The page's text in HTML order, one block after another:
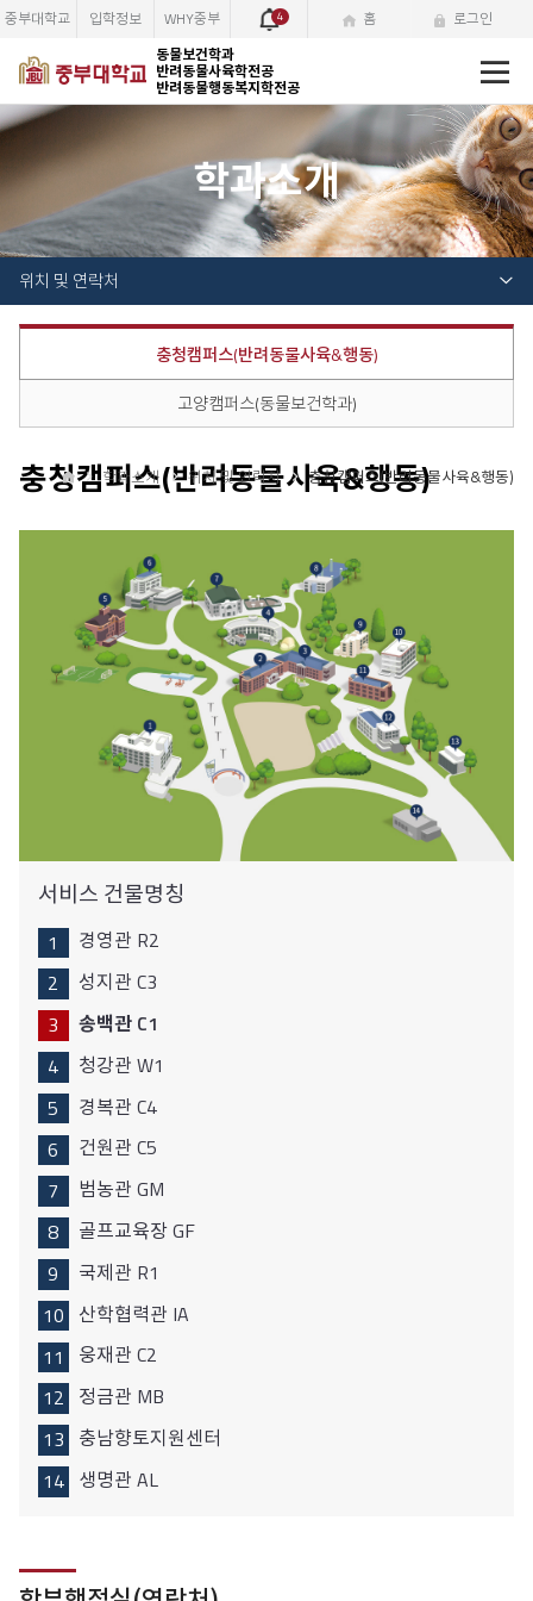
동물보건학과
반려동물사육학전공
반려동물행동복지학전공
메
뉴
중부대학교 입학정보 WHY중부 4 홈 로그인
학과소개
위치 및 연락처
충청캠퍼스(반려동물사육&행동)
고양캠퍼스(동물보건학과)
충청캠퍼스(반려동물사육&행동)
홈
학과소개 위치 및 연락처 충청캠퍼스(반려동물사육&행동)
서비스 건물명칭
경영관 R2
성지관 C3
송백관 C1
청강관 W1
경복관 C4
건원관 C5
범농관 GM
골프교육장 GF
국제관 R1
산학협력관 IA
웅재관 C2
정금관 MB
충남향토지원센터
생명관 AL